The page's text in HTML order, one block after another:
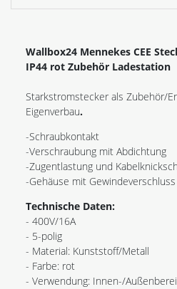
Wallbox24 Mennekes CEE
IP44 rot Zubehör Ladestation
Starkstromstecker als Zubehör/
Eigenverbau.
-Schraubkontakt
-Verschraubung mit Abdichtung
-Zugentlastung und
-Gehäuse mit
Technische Daten:
- 400V/16A
- 5-polig
- Material: Kunststoff/Metall
- Farbe: rot
- Verwendung: Innen-/